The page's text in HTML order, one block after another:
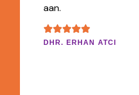
aan.
DHR. ERHAN ATCI